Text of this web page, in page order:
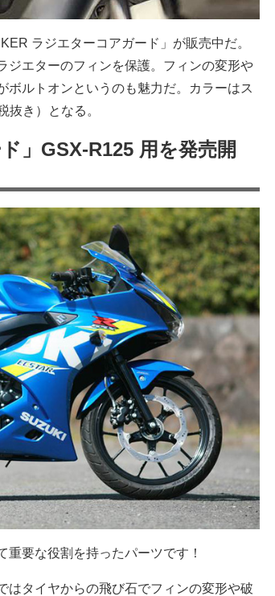
ラジエターコアガード」が販売中だ。
ジエターのフィンを保護。フィンの変形や
ルトオンというのも魅力だ。カラーはス
抜き）となる。
」GSX-R125 用を発売開
要な役割を持ったパーツです！
はタイヤからの飛び石でフィンの変形や破